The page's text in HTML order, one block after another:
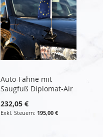
Auto-Fahne mit
Saugfuß Diplomat-Air
232,05 €
195,00 €